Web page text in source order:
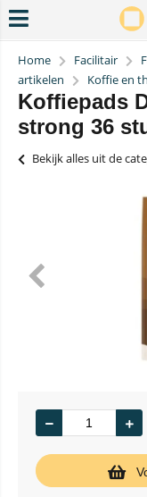
Home Facilitair
artikelen
Koffie en
Koffiepads
strong 36
Bekijk alles uit de